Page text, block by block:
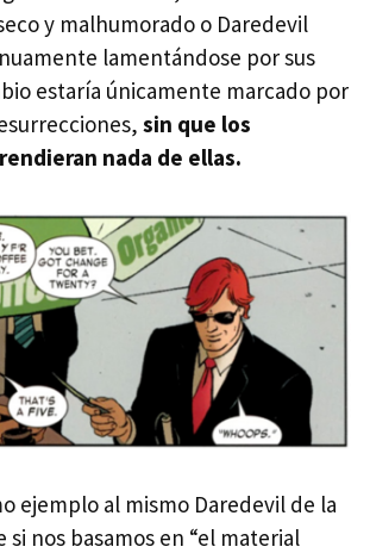
y malhumorado o Daredevil
lamentándose por sus
estaría únicamente marcado por
sin que los
nada de ellas.
ejemplo al mismo Daredevil de la
nos basamos en “el material